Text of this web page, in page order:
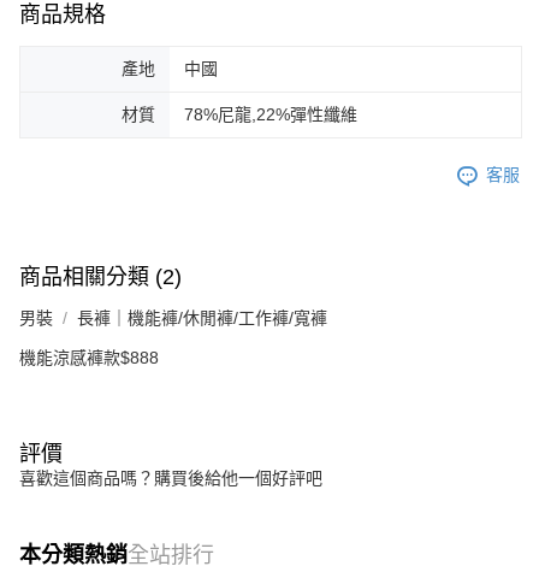
商品規格
產地 中國
材質 78%尼龍,22%彈性纖維
客服
商品相關分類 (2)
男裝 長褲｜機能褲/休閒褲/工作褲/寬褲
機能涼感褲款$888
評價
喜歡這個商品嗎？購買後給他一個好評吧
本分類熱銷全站排行